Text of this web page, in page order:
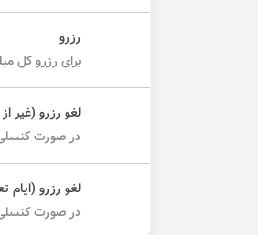
رزرو
برای رزرو کل
لغو رزرو (غیر
در صورت کنسلی غیر از ایام تعطیلات
لغو رزرو
در صورت